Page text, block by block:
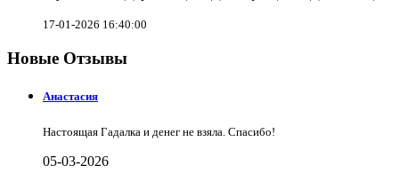
17-01-2026 16:40:00
Новые Отзывы
Анастасия
Настоящая Гадалка и денег не взяла. Спасибо!
05-03-2026